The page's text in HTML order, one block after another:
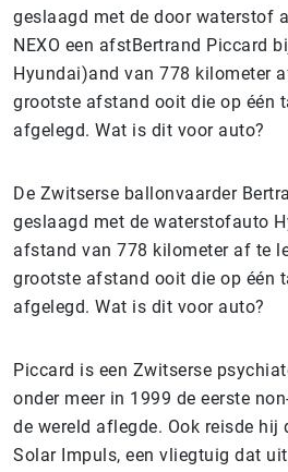
geslaagd met de door waterstof
NEXO een afstBertrand Piccard
Hyundai)and van 778 kilometer
grootste afstand ooit die op één
afgelegd. Wat is dit voor auto?
De Zwitserse ballonvaarder
geslaagd met de waterstofauto
afstand van 778 kilometer af te
grootste afstand ooit die op één
afgelegd. Wat is dit voor auto?
Piccard is een Zwitserse
onder meer in 1999 de eerste
de wereld aflegde. Ook reisde hij
Solar Impuls, een vliegtuig dat